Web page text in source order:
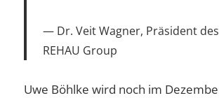
Dr. Veit Wagner, Präsident
REHAU Group
Uwe Böhlke wird noch im